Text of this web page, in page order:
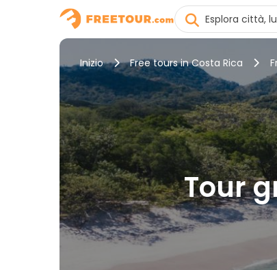
Inizio Free tours in Costa Rica
Tour